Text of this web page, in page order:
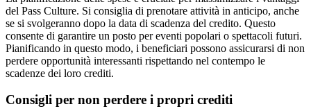
del Pass Culture. Si consiglia di prenotare attività in anticipo, anche
se si svolgeranno dopo la data di scadenza del credito. Questo
consente di garantire un posto per eventi popolari o spettacoli futuri.
Pianificando in questo modo, i beneficiari possono assicurarsi di non
perdere opportunità interessanti rispettando nel contempo le
scadenze dei loro crediti.
Consigli per non perdere i propri crediti